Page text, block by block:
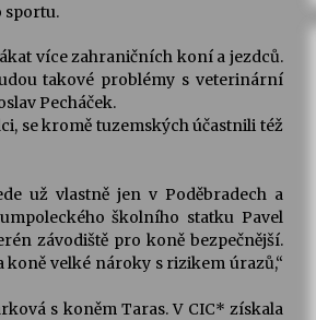
17. 7. 2026
Varhanní recitál Michala Novenka v
Želiv
3. 7. 2026
sportu.
více zahraničních koní a jezdců.
takové problémy s veterinární
Pecháček.
se kromě tuzemských účastnili též
už vlastně jen v Poděbradech a
školního statku Pavel
závodiště pro koně bezpečnější.
velké nároky s rizikem úrazů,“
s koněm Taras. V CIC* získala